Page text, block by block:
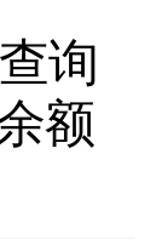
询
额